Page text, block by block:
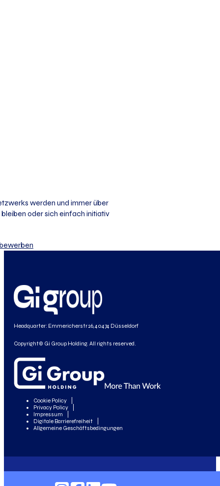
werden und immer über
oder sich einfach initiativ
Headquarter: Emmericherstr 26, 40474 Düsseldorf
Copyright© Gi Group Holding. All rights reserved.
Cookie Policy
Privacy Policy
Impressum
Digitale Barrierefreiheit
Allgemeine Geschäftsbedingungen